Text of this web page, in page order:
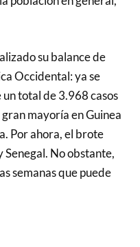
su balance de
Occidental: ya se
total de 3.968 casos
mayoría en Guinea
Por ahora, el brote
No obstante,
semanas que puede